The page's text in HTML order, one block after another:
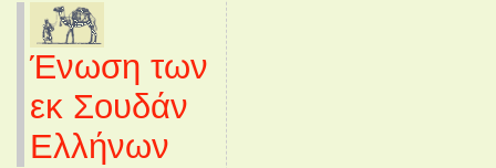
Ένωση των
εκ Σουδάν
Ελλήνων